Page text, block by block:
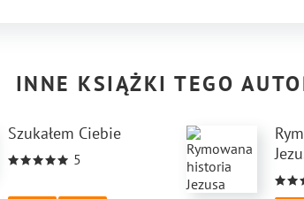
INNE KSIĄŻKI TEGO
Szukałem Ciebie
5